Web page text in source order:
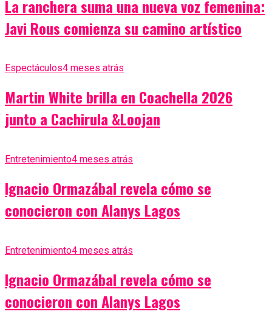
La ranchera suma una nueva voz femenina:
Javi Rous comienza su camino artístico
Espectáculos4 meses atrás
Martin White brilla en Coachella 2026
junto a Cachirula &Loojan
Entretenimiento4 meses atrás
Ignacio Ormazábal revela cómo se
conocieron con Alanys Lagos
Entretenimiento4 meses atrás
Ignacio Ormazábal revela cómo se
conocieron con Alanys Lagos